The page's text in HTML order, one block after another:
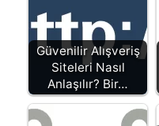
Güvenilir Alışveriş
Siteleri Nasıl
Anlaşılır? Bir…